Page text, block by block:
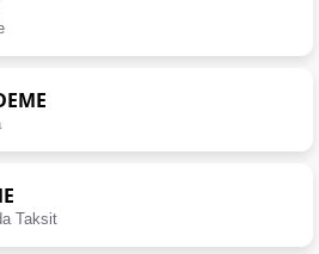
Taksit